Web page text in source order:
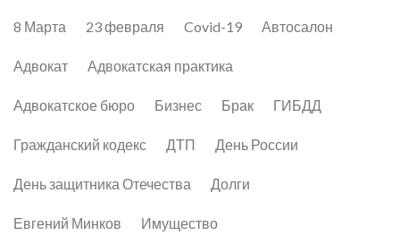
8 Марта 23 февраля Covid-19 Автосалон
Адвокат Адвокатская практика
Адвокатское бюро Бизнес Брак ГИБДД
Гражданский кодекс ДТП День России
День защитника Отечества Долги
Евгений Минков Имущество